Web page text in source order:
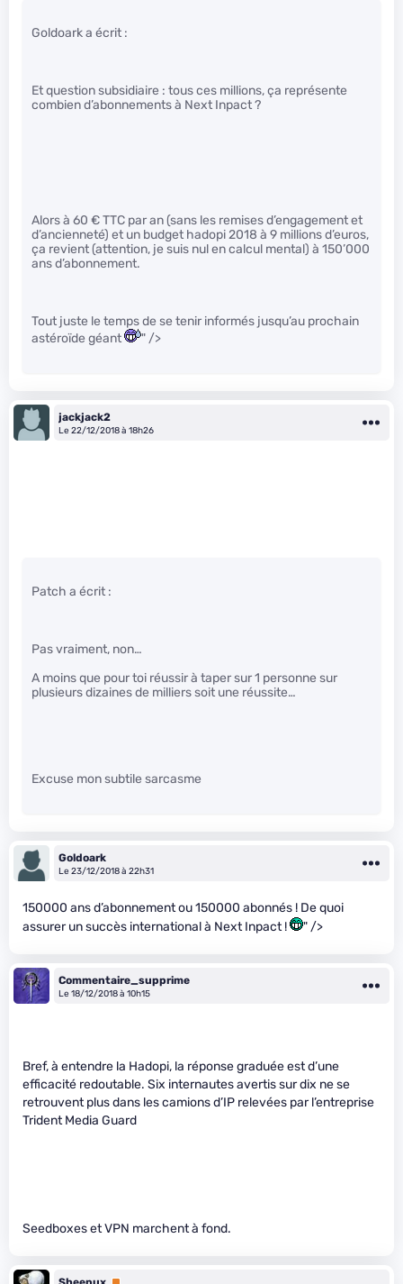
Goldoark a écrit :
Et question subsidiaire : tous ces millions, ça représente
combien d’abonnements à Next Inpact ?
Alors à 60 € TTC par an (sans les remises d’engagement et
d’ancienneté) et un budget hadopi 2018 à 9 millions d’euros,
ça revient (attention, je suis nul en calcul mental) à 150’000
ans d’abonnement.
Tout juste le temps de se tenir informés jusqu’au prochain
astéroïde géant
" />
jackjack2
Le 22/12/2018 à 18h26
Patch a écrit :
Pas vraiment, non…
A moins que pour toi réussir à taper sur 1 personne sur
plusieurs dizaines de milliers soit une réussite…
Excuse mon subtile sarcasme
Goldoark
Le 23/12/2018 à 22h31
150000 ans d’abonnement ou 150000 abonnés ! De quoi
assurer un succès international à Next Inpact !
" />
Commentaire_supprime
Le 18/12/2018 à 10h15
Bref, à entendre la Hadopi, la réponse graduée est d’une
efficacité redoutable. Six internautes avertis sur dix ne se
retrouvent plus dans les camions d’IP relevées par l’entreprise
Trident Media Guard
Seedboxes et VPN marchent à fond.